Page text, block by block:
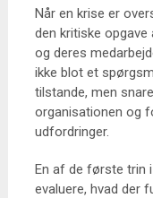
Når en krise er
den kritiske
og deres
ikke blot et
tilstande, men
organisationen og
udfordringer.
En af de første trin
evaluere, hvad der